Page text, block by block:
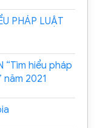
PHÁP LUẬT
“Tìm hiểu pháp
2021